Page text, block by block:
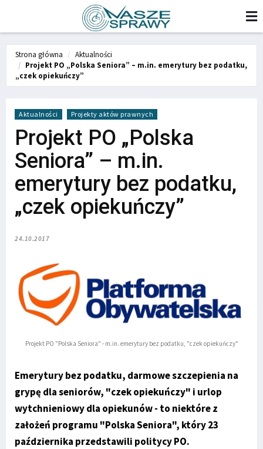
Strona główna
Aktualności
Projekt PO „Polska Seniora” – m.in. emerytury bez podatku,
„czek opiekuńczy”
Aktualności Projekty aktów prawnych
Projekt PO „Polska
Seniora” – m.in.
emerytury bez podatku,
„czek opiekuńczy”
24.10.2017
Projekt PO "Polska Seniora" - m.in. emerytury bez podatku, "czek opiekuńczy"
Emerytury bez podatku, darmowe szczepienia na
grypę dla seniorów, "czek opiekuńczy" i urlop
wytchnieniowy dla opiekunów - to niektóre z
założeń programu "Polska Seniora", który 23
października przedstawili politycy PO.